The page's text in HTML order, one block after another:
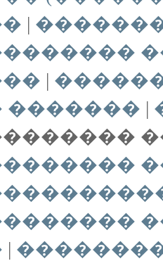
|
|
������� |
|